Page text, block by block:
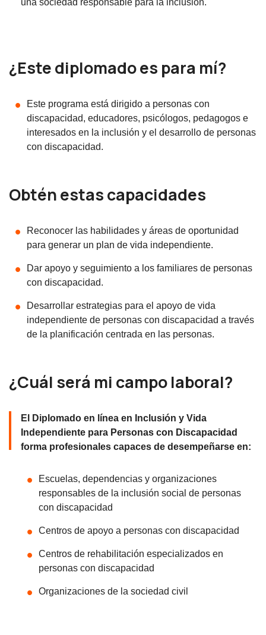
una sociedad responsable para la inclusión.
¿Este diplomado es para mí?
Este programa está dirigido a personas con
discapacidad, educadores, psicólogos, pedagogos e
interesados en la inclusión y el desarrollo de personas
con discapacidad.
Obtén estas capacidades
Reconocer las habilidades y áreas de oportunidad
para generar un plan de vida independiente.
Dar apoyo y seguimiento a los familiares de personas
con discapacidad.
Desarrollar estrategias para el apoyo de vida
independiente de personas con discapacidad a través
de la planificación centrada en las personas.
¿Cuál será mi campo laboral?
El Diplomado en línea en Inclusión y Vida
Independiente para Personas con Discapacidad
forma profesionales capaces de desempeñarse en:
Escuelas, dependencias y organizaciones
responsables de la inclusión social de personas
con discapacidad
Centros de apoyo a personas con discapacidad
Centros de rehabilitación especializados en
personas con discapacidad
Organizaciones de la sociedad civil